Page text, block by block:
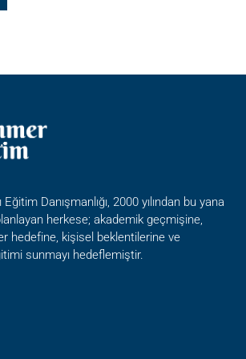
Danışmanlığı, 2000 yılından bu yana
herkese; akademik geçmişine,
hedefine, kişisel beklentilerine ve
sunmayı hedeflemiştir.